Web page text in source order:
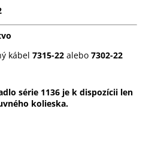
kábel 7315-22 alebo 7302-22
série 1136 je k dispozícii len
kolieska.